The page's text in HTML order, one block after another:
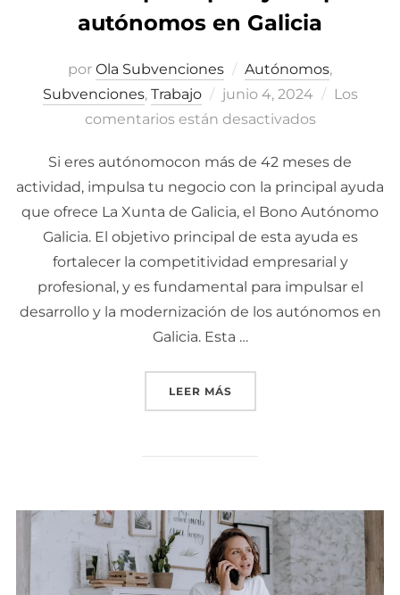
autónomos en Galicia
por Ola Subvenciones Autónomos,
Subvenciones, Trabajo
Publicado
el
junio 4, 2024
Los
comentarios están desactivados
Si eres autónomocon más de 42 meses de
actividad, impulsa tu negocio con la principal ayuda
que ofrece La Xunta de Galicia, el Bono Autónomo
Galicia. El objetivo principal de esta ayuda es
fortalecer la competitividad empresarial y
profesional, y es fundamental para impulsar el
desarrollo y la modernización de los autónomos en
Galicia. Esta …
LEER MÁS